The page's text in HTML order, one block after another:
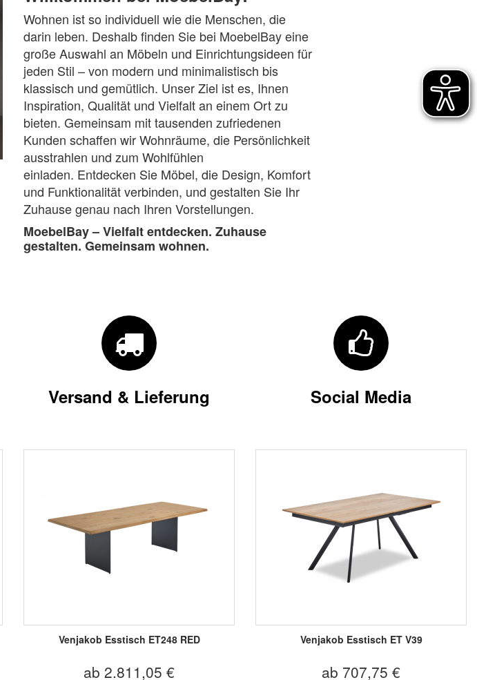
Wohnen ist so individuell wie die Menschen, die
darin leben. Deshalb finden Sie bei MoebelBay eine
große Auswahl an Möbeln und Einrichtungsideen für
jeden Stil – von modern und minimalistisch bis
klassisch und gemütlich. Unser Ziel ist es, Ihnen
Inspiration, Qualität und Vielfalt an einem Ort zu
bieten. Gemeinsam mit tausenden zufriedenen
Kunden schaffen wir Wohnräume, die Persönlichkeit
ausstrahlen und zum Wohlfühlen
einladen. Entdecken Sie Möbel, die Design, Komfort
und Funktionalität verbinden, und gestalten Sie Ihr
Zuhause genau nach Ihren Vorstellungen.
MoebelBay – Vielfalt entdecken. Zuhause
gestalten. Gemeinsam wohnen.
Versand & Lieferung Social Media
Venjakob Esstisch ET248 RED
ab 2.811,05 €
Venjakob Esstisch ET V39
ab 707,75 €